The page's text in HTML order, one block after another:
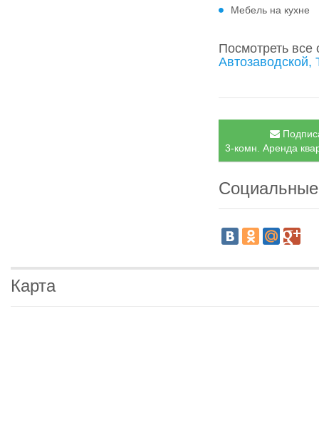
Мебель на кухне
Посмотреть
Автозаводской,
3-комн. Аренда
Карта